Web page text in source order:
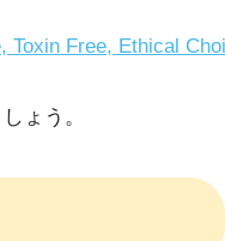
ょう。